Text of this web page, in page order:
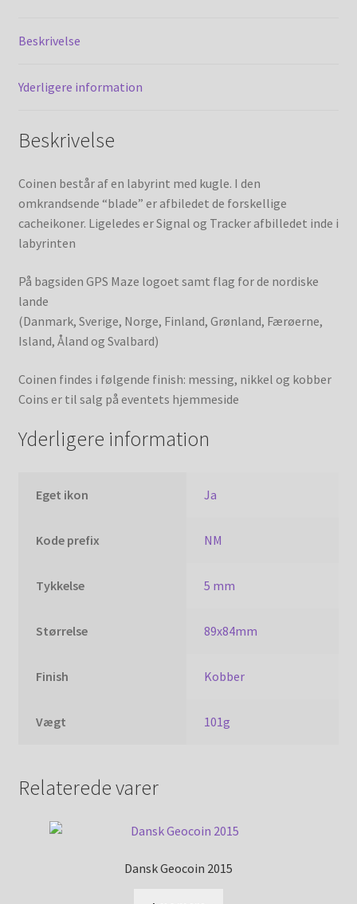
Shop (old)
Udgåede produkter
Beskrivelse
Yderligere information
Beskrivelse
Coinen består af en labyrint med kugle. I den
omkrandsende “blade” er afbiledet de forskellige
cacheikoner. Ligeledes er Signal og Tracker afbilledet inde i
labyrinten
På bagsiden GPS Maze logoet samt flag for de nordiske
lande
(Danmark, Sverige, Norge, Finland, Grønland, Færøerne,
Island, Åland og Svalbard)
Coinen findes i følgende finish: messing, nikkel og kobber
Coins er til salg på eventets hjemmeside
Yderligere information
Eget ikon Ja
Kode prefix NM
Tykkelse 5 mm
Størrelse 89x84mm
Finish Kobber
Vægt 101g
Relaterede varer
Dansk Geocoin 2015